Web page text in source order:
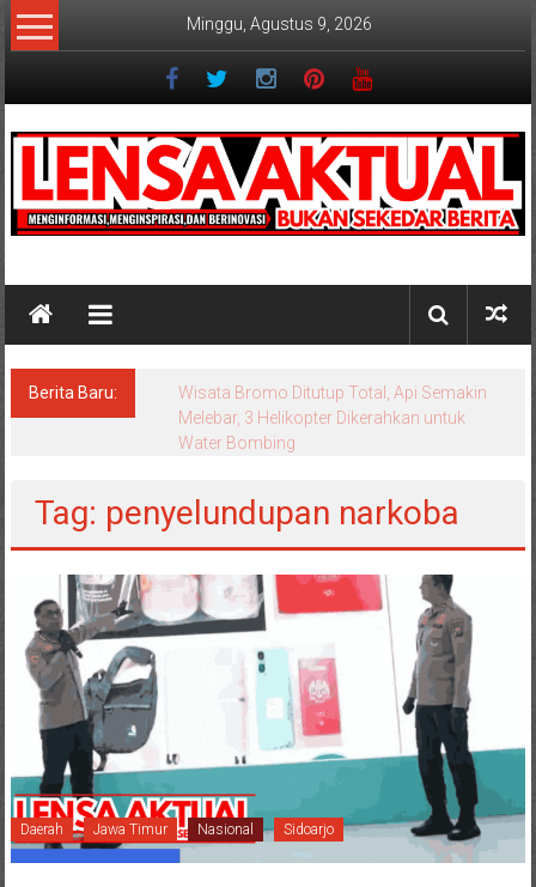
Lompat
ke
Minggu, Agustus 9, 2026
Berita Baru:
Wisata Bromo Ditutup Total, Api Semakin
Melebar, 3 Helikopter Dikerahkan untuk
Water Bombing
Tag: penyelundupan narkoba
Daerah Jawa Timur Nasional Sidoarjo